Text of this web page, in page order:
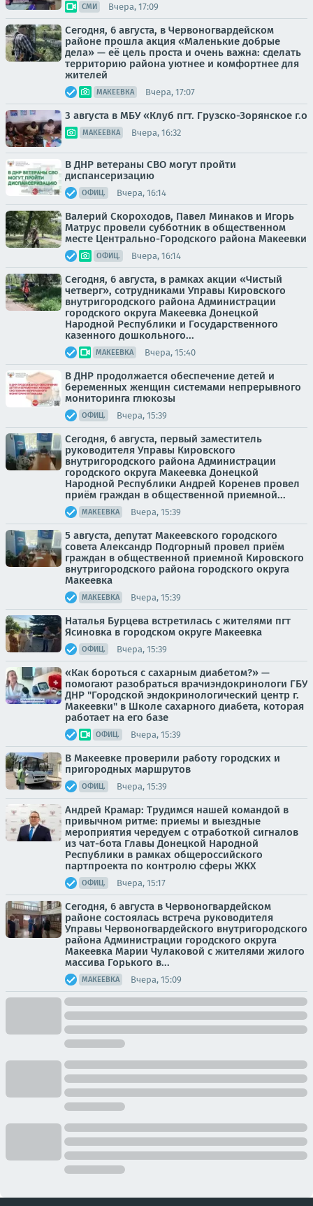
СМИ Вчера, 17:09
Сегодня, 6 августа, в Червоногвардейском
районе прошла акция «Маленькие добрые
дела» — её цель проста и очень важна: сделать
территорию района уютнее и комфортнее для
жителей
МАКЕЕВКА Вчера, 17:07
3 августа в МБУ «Клуб пгт. Грузско-Зорянское г.о
МАКЕЕВКА Вчера, 16:32
В ДНР ветераны СВО могут пройти
диспансеризацию
ОФИЦ. Вчера, 16:14
Валерий Скороходов, Павел Минаков и Игорь
Матрус провели субботник в общественном
месте Центрально-Городского района Макеевки
ОФИЦ. Вчера, 16:14
Сегодня, 6 августа, в рамках акции «Чистый
четверг», сотрудниками Управы Кировского
внутригородского района Администрации
городского округа Макеевка Донецкой
Народной Республики и Государственного
казенного дошкольного...
МАКЕЕВКА Вчера, 15:40
В ДНР продолжается обеспечение детей и
беременных женщин системами непрерывного
мониторинга глюкозы
ОФИЦ. Вчера, 15:39
Сегодня, 6 августа, первый заместитель
руководителя Управы Кировского
внутригородского района Администрации
городского округа Макеевка Донецкой
Народной Республики Андрей Коренев провел
приём граждан в общественной приемной...
МАКЕЕВКА Вчера, 15:39
5 августа, депутат Макеевского городского
совета Александр Подгорный провел приём
граждан в общественной приемной Кировского
внутригородского района городского округа
Макеевка
МАКЕЕВКА Вчера, 15:39
Наталья Бурцева встретилась с жителями пгт
Ясиновка в городском округе Макеевка
ОФИЦ. Вчера, 15:39
«Как бороться с сахарным диабетом?» —
помогают разобраться врачиэндокринологи ГБУ
ДНР "Городской эндокринологический центр г.
Макеевки" в Школе сахарного диабета, которая
работает на его базе
ОФИЦ. Вчера, 15:39
В Макеевке проверили работу городских и
пригородных маршрутов
ОФИЦ. Вчера, 15:39
Андрей Крамар: Трудимся нашей командой в
привычном ритме: приемы и выездные
мероприятия чередуем с отработкой сигналов
из чат-бота Главы Донецкой Народной
Республики в рамках общероссийского
партпроекта по контролю сферы ЖКХ
ОФИЦ. Вчера, 15:17
Сегодня, 6 августа в Червоногвардейском
районе состоялась встреча руководителя
Управы Червоногвардейского внутригородского
района Администрации городского округа
Макеевка Марии Чулаковой с жителями жилого
массива Горького в...
МАКЕЕВКА Вчера, 15:09